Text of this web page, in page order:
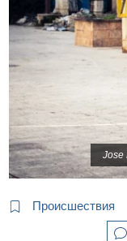
Jose
Происшествия